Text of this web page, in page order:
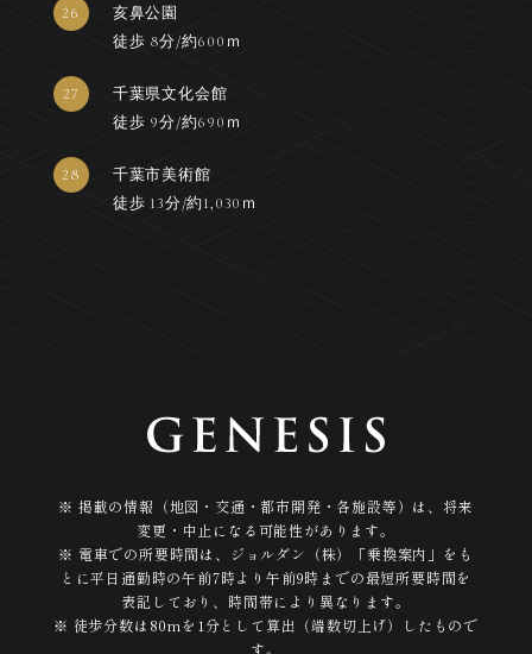
26
亥鼻公園
徒歩 8分/約600ｍ
27
千葉県文化会館
徒歩 9分/約690ｍ
28
千葉市美術館
徒歩 13分/約1,030ｍ
※ 掲載の情報（地図・交通・都市開発・各施設等）は、将来
変更・中止になる可能性があります。
※ 電車での所要時間は、ジョルダン（株）「乗換案内」をも
とに平日通勤時の午前7時より午前9時までの最短所要時間を
表記しており、時間帯により異なります。
※ 徒歩分数は80mを1分として算出（端数切上げ）したもので
す。